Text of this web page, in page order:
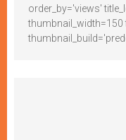
order_by='views'
thumbnail_width=150